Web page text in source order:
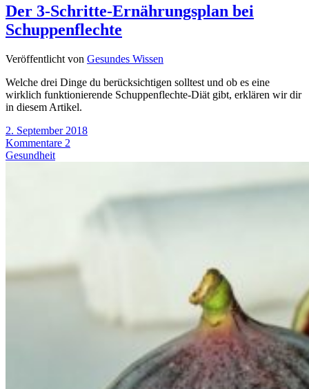
Der 3-Schritte-Ernährungsplan bei
Schuppenflechte
Veröffentlicht von Gesundes Wissen
Welche drei Dinge du berücksichtigen solltest und ob es eine
wirklich funktionierende Schuppenflechte-Diät gibt, erklären wir dir
in diesem Artikel.
2. September 2018
Kommentare 2
Gesundheit